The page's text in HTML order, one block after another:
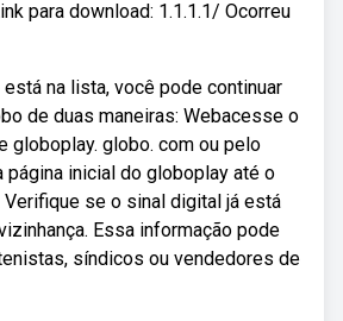
para download: 1.1.1.1/ Ocorreu
na lista, você pode continuar
de duas maneiras: Webacesse o
globoplay. globo. com ou pelo
página inicial do globoplay até o
se o sinal digital já está
Essa informação pode
síndicos ou vendedores de